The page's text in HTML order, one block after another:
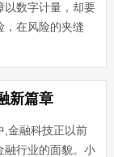
以数字计量，却要
，在风险的夹缝
托起过绝望中坠落
时，成为无数家庭
国保···...
新篇章
,金融科技正以前
融行业的面貌。小